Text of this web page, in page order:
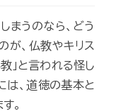
まうのなら、どう
が、仏教やキリス
」と言われる怪し
は、道徳の基本と
。